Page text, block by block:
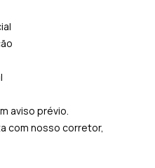
aviso prévio.
com nosso corretor,